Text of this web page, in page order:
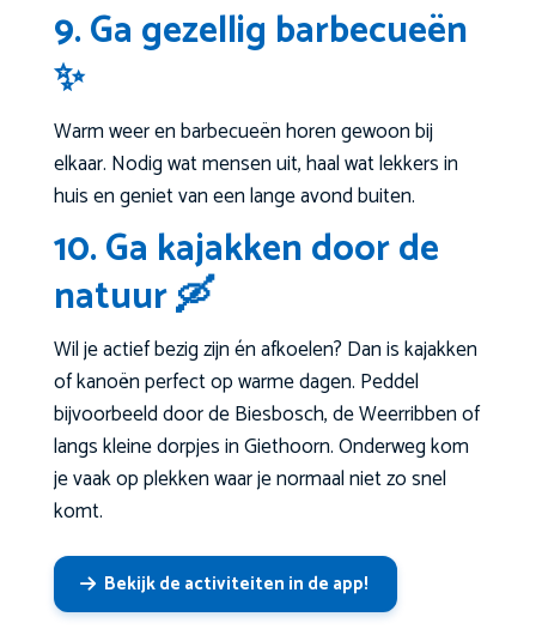
9. Ga gezellig barbecueën
✨
Warm weer en barbecueën horen gewoon bij
elkaar. Nodig wat mensen uit, haal wat lekkers in
huis en geniet van een lange avond buiten.
10. Ga kajakken door de
natuur 🛶
Wil je actief bezig zijn én afkoelen? Dan is kajakken
of kanoën perfect op warme dagen. Peddel
bijvoorbeeld door de Biesbosch, de Weerribben of
langs kleine dorpjes in Giethoorn. Onderweg kom
je vaak op plekken waar je normaal niet zo snel
komt.
Bekijk de activiteiten in de app!